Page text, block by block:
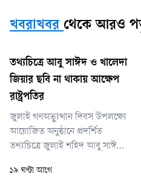
খবরাখবর থেকে আরও
তথ্যচিত্রে আবু সাঈদ ও খালেদা
জিয়ার ছবি না থাকায় আক্ষেপ
রাষ্ট্রপতির
জুলাই গণঅভ্যুত্থান দিবস উপলক্ষ্যে
আয়োজিত অনুষ্ঠানে প্রদর্শিত
তথ্যচিত্রে জুলাই শহিদ আবু সাঈদ
ছবি না থাকায় আক্ষেপ প্রকাশ
১৯ ঘণ্টা আগে